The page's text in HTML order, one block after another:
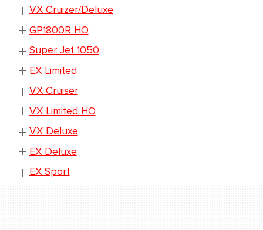
VX Cruizer/Deluxe
GP1800R HO
Super Jet 1050
EX Limited
VX Cruiser
VX Limited HO
VX Deluxe
EX Deluxe
EX Sport